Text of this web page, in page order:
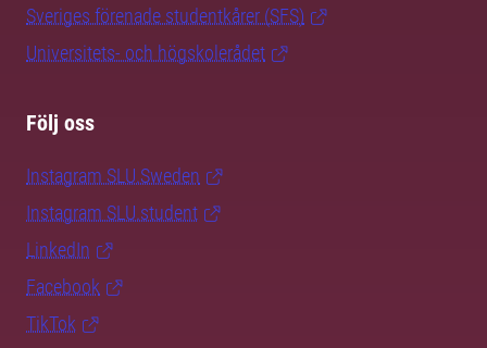
Sveriges förenade studentkårer (SFS)
Universitets- och högskolerådet
Följ oss
Instagram SLU.Sweden
Instagram SLU.student
LinkedIn
Facebook
TikTok